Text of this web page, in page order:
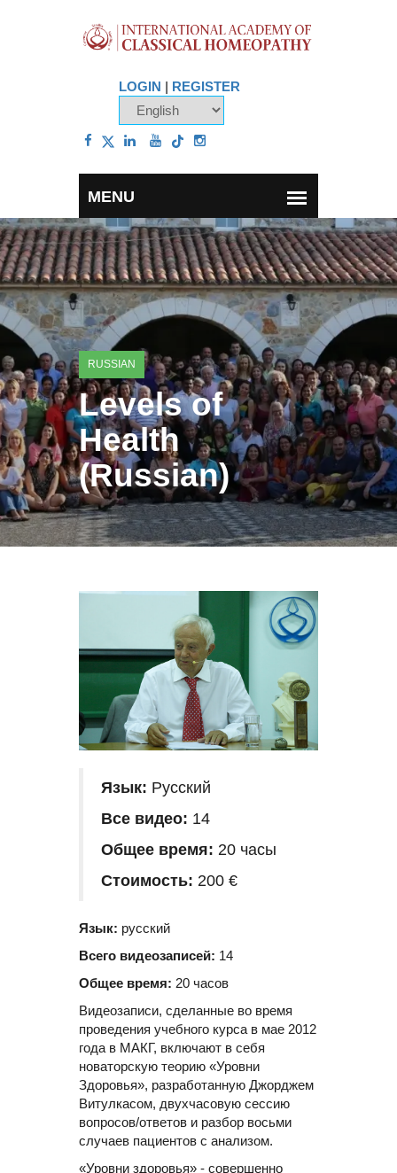
LOGIN | REGISTER
RUSSIAN
Levels of
Health
(Russian)
Язык: Русский
Все видео: 14
Общее время: 20 часы
Стоимость: 200 €
Язык: русский
Всего видеозаписей: 14
Общее время: 20 часов
Видеозаписи, сделанные во время
проведения учебного курса в мае 2012
года в МАКГ, включают в себя
новаторскую теорию «Уровни
Здоровья», разработанную Джорджем
Витулкасом, двухчасовую сессию
вопросов/ответов и разбор восьми
случаев пациентов с анализом.
«Уровни здоровья» - совершенно